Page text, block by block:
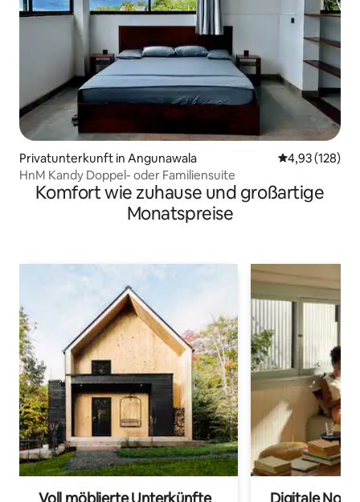
Privatunterkunft in Angunawala
4,93 (128)
HnM Kandy Doppel- oder Familiensuite
Komfort wie zuhause und großartige
Monatspreise